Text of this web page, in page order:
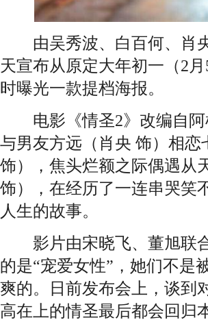
由吴秀波、白百何、肖央
天宣布从原定大年初一（2
时曝光一款提档海报。
电影《情圣2》改编自阿
与男友方远（肖央 饰）相
饰），焦头烂额之际偶遇从
饰），在经历了一连串哭笑
人生的故事。
影片由宋晓飞、董旭联合
的是“宠爱女性”，她们不是
爽的。日前发布会上，谈到
高在上的情圣最后都会回归